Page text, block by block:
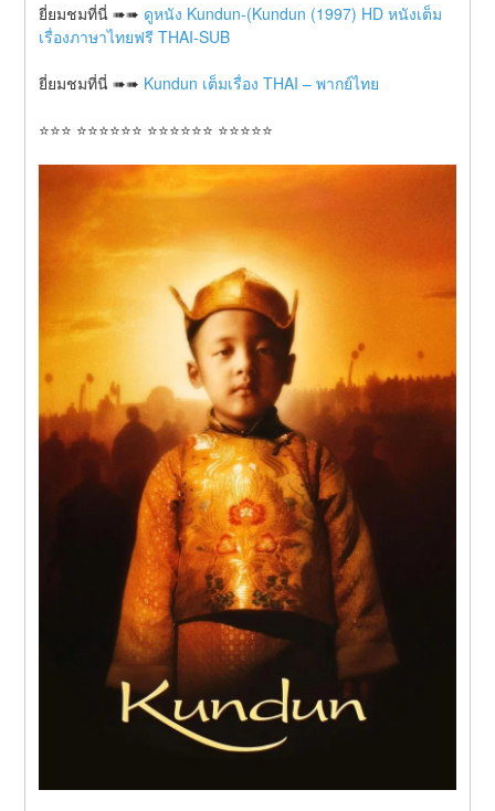
ยี่ยมชมที่นี่ ➠➠ ดูหนัง Kundun-(Kundun (1997) HD หนังเต็ม
เรื่องภาษาไทยฟรี THAI-SUB
ยี่ยมชมที่นี่ ➠➠ Kundun เต็มเรื่อง THAI – พากย์ไทย
⭐⭐⭐ ⭐⭐⭐⭐⭐⭐ ⭐⭐⭐⭐⭐⭐ ⭐⭐⭐⭐⭐